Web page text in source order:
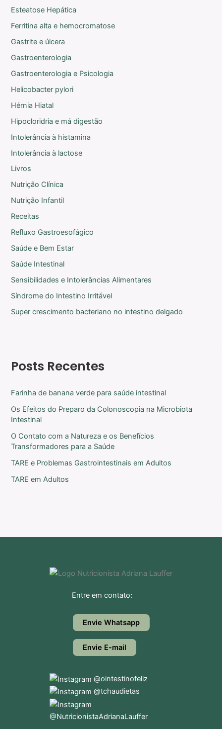
Esteatose Hepática
Ferritina alta e hemocromatose
Gastrite e úlcera
Gastroenterologia
Gastroenterologia e Psicologia
Helicobacter pylori
Hérnia Hiatal
Hipocloridria e má digestão
Intolerância à histamina
Intolerância à lactose
Livros
Nutrição Clínica
Nutrição Infantil
Receitas
Refluxo Gastroesofágico
Saúde e Bem Estar
Saúde Intestinal
Sensibilidades e Intolerâncias Alimentares
Síndrome do Intestino Irritável
Super crescimento bacteriano no intestino delgado
Posts Recentes
Farinha de banana verde para saúde intestinal
Os Efeitos do Preparo da Colonoscopia na Microbiota
Intestinal
O Contato com a Natureza e os Benefícios
Transformadores para a Saúde
TARE e Problemas Gastrointestinais em Adultos
TARE em Adultos
Entre em contato:
Envie Whatsapp
Envie E-mail
@ointestinofeliz
@tchaudietas
@NutricionistaAdrianaLauffer